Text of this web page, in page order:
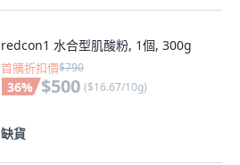
redcon1 水合型肌酸粉, 1個, 300g
首購折扣價$790
36% $500 ($16.67/10g)
缺貨